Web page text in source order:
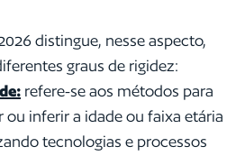
distingue, nesse aspecto,
graus de rigidez:
refere-se aos métodos para
ou inferir a idade ou faixa etária
tecnologias e processos